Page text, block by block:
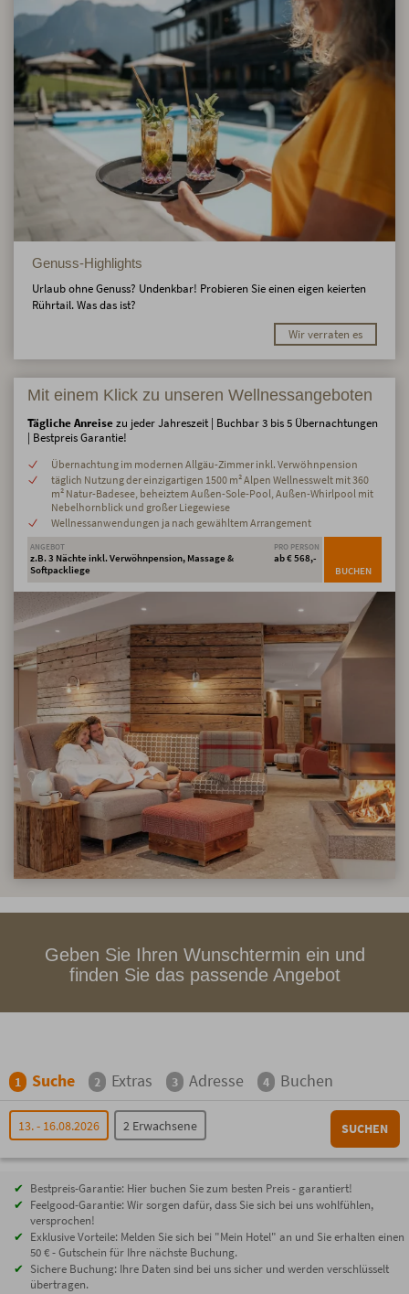
Genuss-Highlights
Urlaub ohne Genuss? Undenkbar! Probieren Sie einen eigen keierten
Rührtail. Was das ist?
Wir verraten es
Mit einem Klick zu unseren Wellnessangeboten
Tägliche Anreisezu jeder Jahreszeit | Buchbar 3 bis 5 Übernachtungen
| Bestpreis Garantie!
Übernachtung im modernen Allgäu-Zimmer inkl. Verwöhnpension
täglich Nutzung der einzigartigen 1500 m² Alpen Wellnesswelt mit 360
m² Natur-Badesee, beheiztem Außen-Sole-Pool, Außen-Whirlpool mit
Nebelhornblick und großer Liegewiese
Wellnessanwendungen ja nach gewähltem Arrangement
ANGEBOT
z.B. 3 Nächte inkl. Verwöhnpension, Massage &
Softpackliege
PRO PERSON
ab € 568,-
BUCHEN
Geben Sie Ihren Wunschtermin ein und
finden Sie das passende Angebot
1 Suche 2 Extras 3 Adresse 4 Buchen
13. - 16.08.2026 2 Erwachsene SUCHEN
Bestpreis-Garantie: Hier buchen Sie zum besten Preis - garantiert!
Feelgood-Garantie: Wir sorgen dafür, dass Sie sich bei uns wohlfühlen,
versprochen!
Exklusive Vorteile: Melden Sie sich bei "Mein Hotel" an und Sie erhalten einen
50 € - Gutschein für Ihre nächste Buchung.
Sichere Buchung: Ihre Daten sind bei uns sicher und werden verschlüsselt
übertragen.